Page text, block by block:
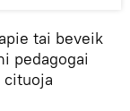
tai beveik
pedagogai